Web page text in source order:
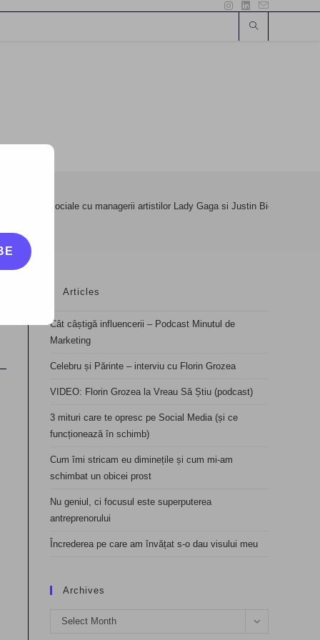
retelele sociale cu managerii artistilor Lady Gaga si Justin Bieber
Articles
Cât câștigă influencerii – Podcast Minutul de
Marketing
Celebru și Părinte – interviu cu Florin Grozea
VIDEO: Florin Grozea la Vreau Să Știu (podcast)
3 mituri care te opresc pe Social Media (și ce
funcționează în schimb)
Cum îmi stricam eu diminețile și cum mi-am
schimbat un obicei prost
Nu geniul, ci focusul este superputerea
antreprenorului
Încrederea pe care am învățat s-o dau visului meu
Archives
Archives
Select Month